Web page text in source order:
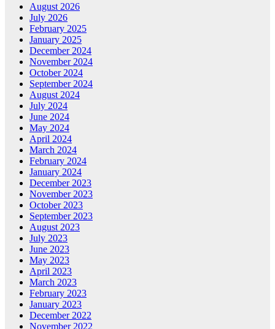
August 2026
July 2026
February 2025
January 2025
December 2024
November 2024
October 2024
September 2024
August 2024
July 2024
June 2024
May 2024
April 2024
March 2024
February 2024
January 2024
December 2023
November 2023
October 2023
September 2023
August 2023
July 2023
June 2023
May 2023
April 2023
March 2023
February 2023
January 2023
December 2022
November 2022